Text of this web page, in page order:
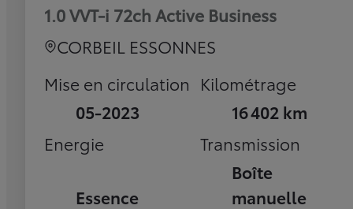
1.0 VVT-i 72ch Active Business
CORBEIL ESSONNES
Mise en circulation
05-2023
Kilométrage
16 402 km
Energie
Essence
Transmission
Boîte
manuelle